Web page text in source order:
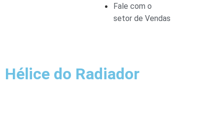
Fale com o
setor de Vendas
Hélice do Radiador